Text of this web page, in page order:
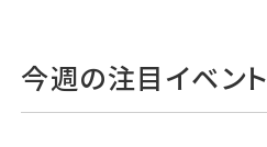
今週の注目イベント